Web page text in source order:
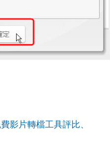
影片轉檔工具評比、